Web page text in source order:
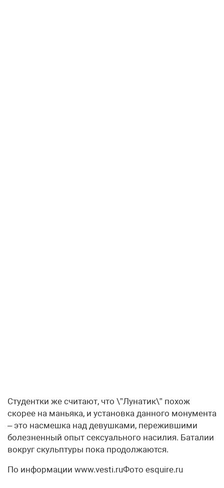
Студентки же считают, что \”Лунатик\” похож
скорее на маньяка, и установка данного монумента
– это насмешка над девушками, пережившими
болезненный опыт сексуального насилия. Баталии
вокруг скульптуры пока продолжаются.
По информации www.vesti.ruФото esquire.ru